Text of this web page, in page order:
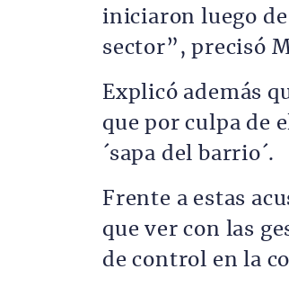
iniciaron luego
sector”, precisó
Explicó además
que por culpa de
´sapa del barrio´.
Frente a estas
que ver con las
de control en la